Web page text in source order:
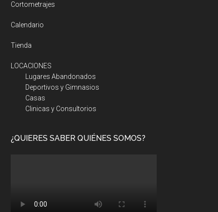
Cortometrajes
Calendario
Tienda
LOCACIONES
Lugares Abandonados
Deportivos y Gimnasios
Casas
Clinicas y Consultorios
¿QUIERES SABER QUIÉNES SOMOS?